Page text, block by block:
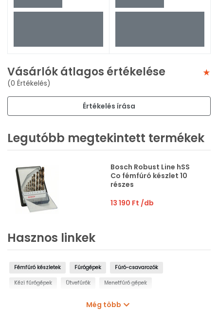
Vásárlók átlagos értékelése
(0 Értékelés)
Értékelés írása
Legutóbb megtekintett termékek
Bosch Robust Line hSS
Co fémfúró készlet 10
részes
13 190 Ft /db
Hasznos linkek
Fémfúró készletek Fúrógépek Fúró-csavarozók
Kézi fúrógépek Ütvefúrók Menetfúró gépek
Még több